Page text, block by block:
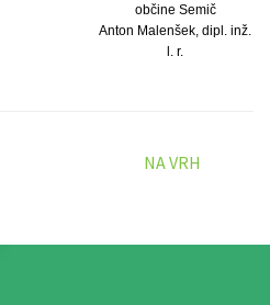
občine Semič
Anton Malenšek, dipl. inž.
l. r.
NA VRH